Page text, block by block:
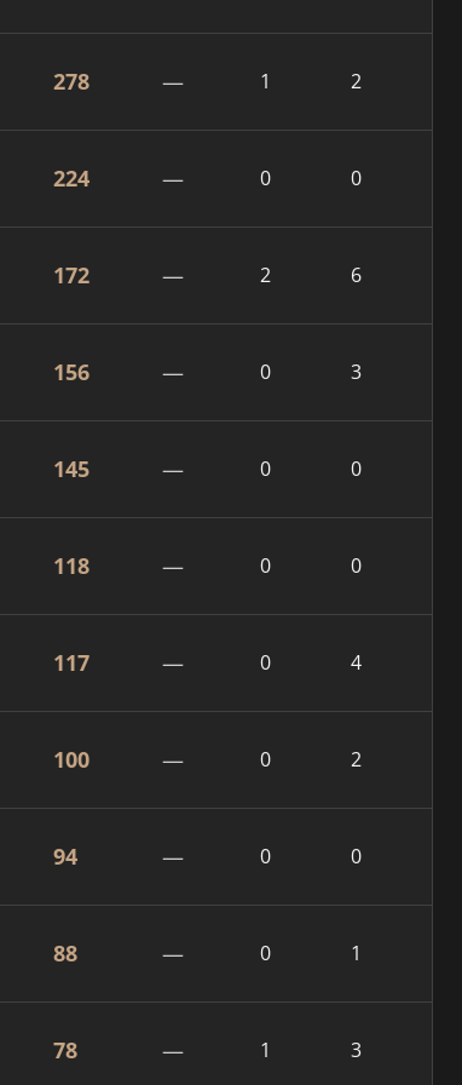
278 — 1 2
224 — 0 0
172 — 2 6
156 — 0 3
145 — 0 0
118 — 0 0
117 — 0 4
100 — 0 2
94 — 0 0
88 — 0 1
78 — 1 3